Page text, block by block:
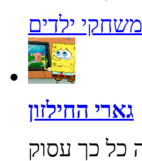
משחקי ילדים
גארי החילזון